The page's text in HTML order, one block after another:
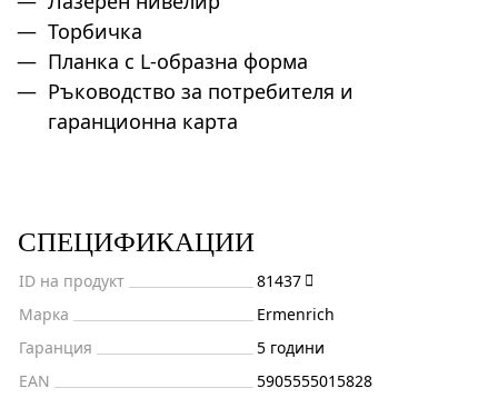
Торбичка
Планка с L-образна форма
Ръководство за потребителя и
гаранционна карта
СПЕЦИФИКАЦИИ
ID на продукт
81437
Марка
Ermenrich
Гаранция
5 години
EAN
5905555015828